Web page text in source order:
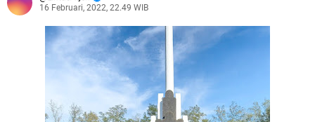
16 Februari, 2022, 22.49 WIB